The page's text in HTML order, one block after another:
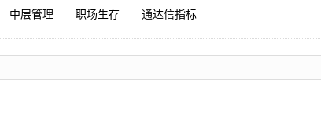
中层管理 职场生存 通达信指标